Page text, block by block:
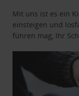
Mit uns ist es ein
einsteigen und
führen mag, Ihr